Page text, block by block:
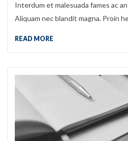
Interdum et malesuada fames ac
Aliquam nec blandit magna. Proin
READ MORE